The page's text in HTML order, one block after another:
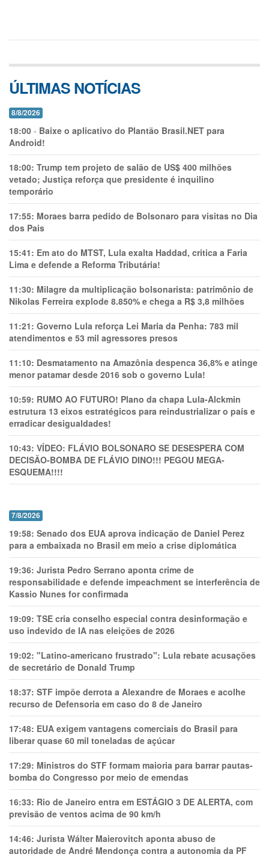
ÚLTIMAS NOTÍCIAS
8/8/2026
18:00 - Baixe o aplicativo do Plantão Brasil.NET para
Android!
18:00: Trump tem projeto de salão de US$ 400 milhões
vetado; Justiça reforça que presidente é inquilino
temporário
17:55: Moraes barra pedido de Bolsonaro para visitas no Dia
dos Pais
15:41: Em ato do MTST, Lula exalta Haddad, critica a Faria
Lima e defende a Reforma Tributária!
11:30: Milagre da multiplicação bolsonarista: patrimônio de
Nikolas Ferreira explode 8.850% e chega a R$ 3,8 milhões
11:21: Governo Lula reforça Lei Maria da Penha: 783 mil
atendimentos e 53 mil agressores presos
11:10: Desmatamento na Amazônia despenca 36,8% e atinge
menor patamar desde 2016 sob o governo Lula!
10:59: RUMO AO FUTURO! Plano da chapa Lula-Alckmin
estrutura 13 eixos estratégicos para reindustrializar o país e
erradicar desigualdades!
10:43: VÍDEO: FLÁVIO BOLSONARO SE DESESPERA COM
DECISÃO-BOMBA DE FLÁVIO DINO!!! PEGOU MEGA-
ESQUEMA!!!!
7/8/2026
19:58: Senado dos EUA aprova indicação de Daniel Perez
para a embaixada no Brasil em meio a crise diplomática
19:36: Jurista Pedro Serrano aponta crime de
responsabilidade e defende impeachment se interferência de
Kassio Nunes for confirmada
19:09: TSE cria conselho especial contra desinformação e
uso indevido de IA nas eleições de 2026
19:02: "Latino-americano frustrado": Lula rebate acusações
de secretário de Donald Trump
18:37: STF impõe derrota a Alexandre de Moraes e acolhe
recurso de Defensoria em caso do 8 de Janeiro
17:48: EUA exigem vantagens comerciais do Brasil para
liberar quase 60 mil toneladas de açúcar
17:29: Ministros do STF formam maioria para barrar pautas-
bomba do Congresso por meio de emendas
16:33: Rio de Janeiro entra em ESTÁGIO 3 DE ALERTA, com
previsão de ventos acima de 90 km/h
14:46: Jurista Wálter Maierovitch aponta abuso de
autoridade de André Mendonça contra a autonomia da PF